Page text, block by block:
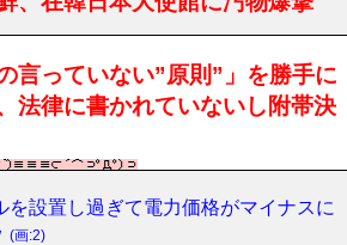
言っていない”原則”」を勝手に
法律に書かれていないし附帯決
を設置し過ぎて電力価格がマイナスに
(画:2)